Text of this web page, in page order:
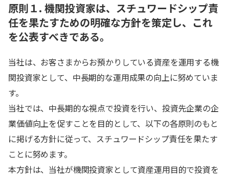
原則１. 機関投資家は、スチュワードシップ責
任を果たすための明確な方針を策定し、これ
を公表すべきである。
当社は、お客さまからお預かりしている資産を運用する機
関投資家として、中長期的な運用成果の向上に努めていま
す。
当社では、中長期的な視点で投資を行い、投資先企業の企
業価値向上を促すことを目的として、以下の各原則のもと
に掲げる方針に従って、スチュワードシップ責任を果たす
ことに努めます。
本方針は、当社が機関投資家として資産運用目的で投資を